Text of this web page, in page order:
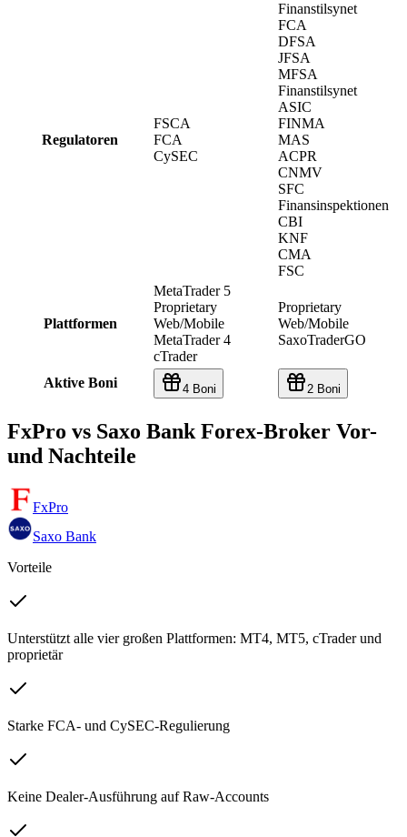
Regulatoren
FSCA
FCA
CySEC
Finanstilsynet
FCA
DFSA
JFSA
MFSA
Finanstilsynet
ASIC
FINMA
MAS
ACPR
CNMV
SFC
Finansinspektionen
CBI
KNF
CMA
FSC
Plattformen
MetaTrader 5
Proprietary
Web/Mobile
MetaTrader 4
cTrader
Proprietary
Web/Mobile
SaxoTraderGO
Aktive Boni 4 Boni 2 Boni
FxPro vs Saxo Bank Forex-Broker Vor-
und Nachteile
FxPro
Saxo Bank
Vorteile
Unterstützt alle vier großen Plattformen: MT4, MT5, cTrader und
proprietär
Starke FCA- und CySEC-Regulierung
Keine Dealer-Ausführung auf Raw-Accounts